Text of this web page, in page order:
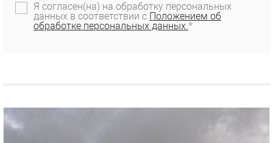
Я согласен(на) на обработку персональных
данных в соответствии с Положением об
обработке персональных данных.*